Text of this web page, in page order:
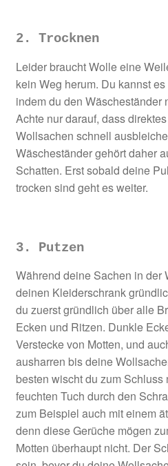
2. Trocknen
Leider braucht Wolle eine
kein Weg herum. Du kannst
indem du den Wäscheständer
Achte nur darauf, dass
Wollsachen schnell
Wäscheständer gehört daher
Schatten. Erst sobald deine
trocken sind geht es weiter.
3. Putzen
Während deine Sachen in der
deinen Kleiderschrank
du zuerst gründlich über alle
Ecken und Ritzen. Dunkle
Verstecke von Motten, und
ausharren bis deine
besten wischt du zum
feuchten Tuch durch den
zum Beispiel auch mit einem
denn diese Gerüche mögen
Motten überhaupt nicht. Der